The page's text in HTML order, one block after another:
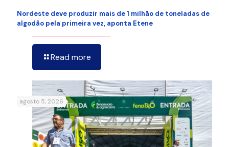
Nordeste deve produzir mais de 1 milhão de toneladas de
algodão pela primeira vez, aponta Etene
Read more
agosto 5, 2026